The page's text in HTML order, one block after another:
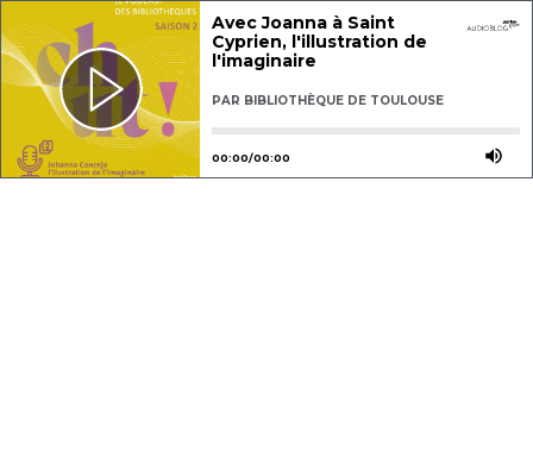
Avec Joanna à Saint
Cyprien, l'illustration de
l'imaginaire
PAR BIBLIOTHÈQUE DE TOULOUSE
Utilisez les flèches gauche ou
00:00/00:00